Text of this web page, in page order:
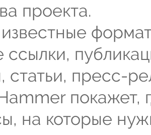
проекта.
ссылки,
статьи, пресс-
покажет,
на которые